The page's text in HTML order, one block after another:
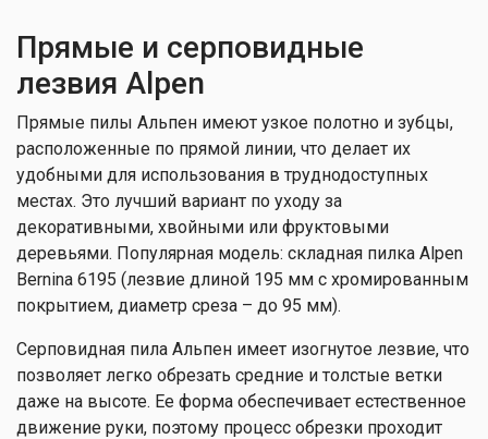
Прямые и серповидные
лезвия Alpen
Прямые пилы Альпен имеют узкое полотно и зубцы,
расположенные по прямой линии, что делает их
удобными для использования в труднодоступных
местах. Это лучший вариант по уходу за
декоративными, хвойными или фруктовыми
деревьями. Популярная модель: складная пилка Alpen
Bernina 6195 (лезвие длиной 195 мм с хромированным
покрытием, диаметр среза – до 95 мм).
Серповидная пила Альпен имеет изогнутое лезвие, что
позволяет легко обрезать средние и толстые ветки
даже на высоте. Ее форма обеспечивает естественное
движение руки, поэтому процесс обрезки проходит